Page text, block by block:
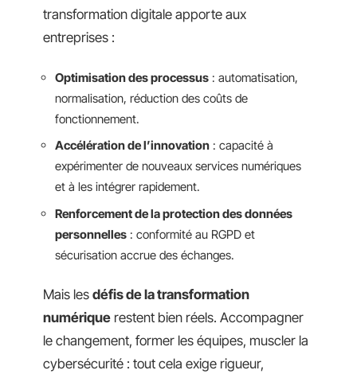
transformation digitale apporte aux
entreprises :
Optimisation des processus : automatisation,
normalisation, réduction des coûts de
fonctionnement.
Accélération de l’innovation : capacité à
expérimenter de nouveaux services numériques
et à les intégrer rapidement.
Renforcement de la protection des données
personnelles : conformité au RGPD et
sécurisation accrue des échanges.
Mais les défis de la transformation
numérique restent bien réels. Accompagner
le changement, former les équipes, muscler la
cybersécurité : tout cela exige rigueur,